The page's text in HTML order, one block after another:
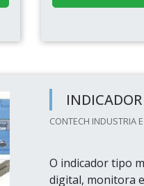
CONTECH INDUSTRIA
O indicador tipo
digital, monitora